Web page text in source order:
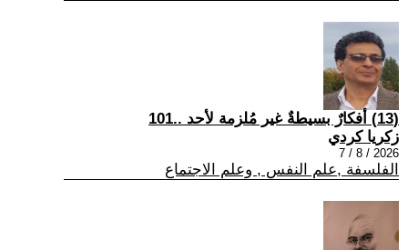
(13) أفكارٌ بسيطةٌ غير مُلزمة لأحد ..101
زكريا كردي
2026 / 8 / 7
الفلسفة ,علم النفس , وعلم الاجتماع